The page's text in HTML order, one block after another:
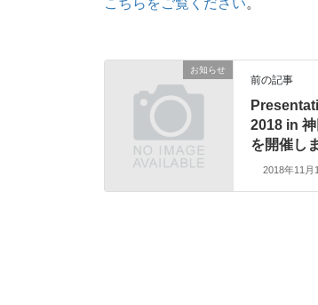
お知らせ
前の記事
2018 in
を開催し
2018年11月